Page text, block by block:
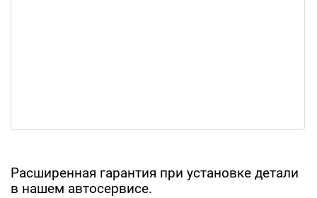
Расширенная гарантия при установке детали
в нашем автосервисе.